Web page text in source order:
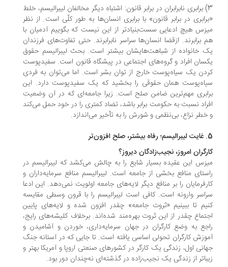
3) برابری نابرابران در برابر قانون: اشتباه دیگر مخالفان لیبرالیسم، خلط
در برابر قانون» با برابری انسان‌ها به طور کلّی است. از نظر
هیچ ادعایی سست‌بنیادتر از این نیست که بگوییم آدمیان با
برابرند. ازقضا انسان‌ها سراسر نابرابرند. حتی تفاوت‌های فرزندان
خانواده از شباهت‌هایشان بیشتر است. بحث لیبرالیسم حقوق
افراد و گروه‌های اجتماعی در پیشگاه قانون است. سفید‌پوست
یک سیاه‌پوست خارج از توان بشر است. اما می‌توان به فردی
همان حقوقی را بخشید که یک سفید‌پوست دارد. این
مهم‌ترین ضامن صلح است. زیرا جامعه‌ای که در آن وضعیت
نسبت به حکومت برابر باشد، تضاد کمتری را در خود حمل می‌کند
نزاع، بی‌نظمی و شورش را به تأخیر می‌اندازد.
امروز، نجیب‌زادگان دیروز؟
این عقیده بسیار شایع را به چالش می‌کشد که لیبرالیسم در
منافع بخشی از جامعه است. لیبرالیسم منافع سرمایه‌داران و
را بر منافع دیگر لایه‌های جامعه اولویت نمی‌دهد. این ادعا
وارونه است. کافی است لیبرالیسم را با قرون وسطی مقایسه
تا ببینیم «ثروت جامعه» چقدر افزون شده و لایه‌های پایین
چقدر از این ثروت بهره‌مند شده‌اند. برخلاف کلیشه‌های رایج،
به وضع کارگران در جهان سرمایه‌داری، خوردن و آشامیدن و
کارگران تحولی اساسی یافته است. تا جایی که در آستانه جنگ
اول، زندگی یک کارگر در کشورهای صنعتی اروپا و آمریکا بهتر و
از زندگی یک نجیب‌زاده در گذشته‌ای نه‌چندان دور بود.